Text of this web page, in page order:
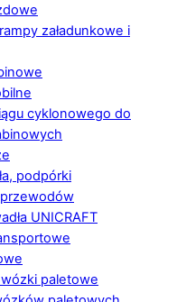
załadunkowe i
cyklonowego do
podpórki
przewodów
UNICRAFT
paletowe